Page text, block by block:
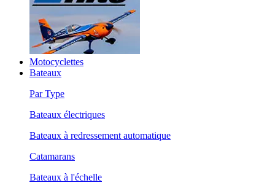
Motocyclettes
Bateaux
Par Type
Bateaux électriques
Bateaux à redressement automatique
Catamarans
Bateaux à l'échelle